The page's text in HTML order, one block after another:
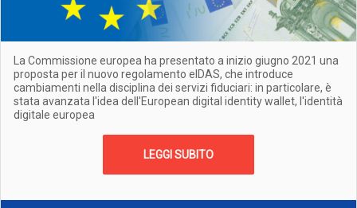
La Commissione europea ha presentato a inizio giugno 2021 una
proposta per il nuovo regolamento eIDAS, che introduce
cambiamenti nella disciplina dei servizi fiduciari: in particolare, è
stata avanzata l'idea dell'European digital identity wallet, l'identità
digitale europea
LEGGI SUBITO